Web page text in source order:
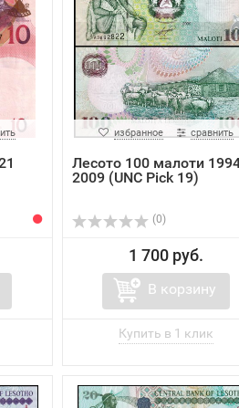
избранное сравнить
Лесото 100 малоти
2009 (UNC Pick 19)
(0)
1 700 руб.
В корзину